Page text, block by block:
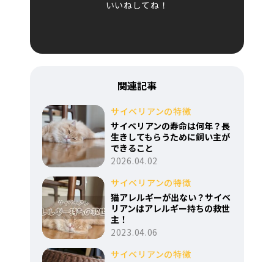
いいねしてね！
関連記事
サイベリアンの特徴
サイベリアンの寿命は何年？長
生きしてもらうために飼い主が
できること
2026.04.02
サイベリアンの特徴
猫アレルギーが出ない？サイベ
リアンはアレルギー持ちの救世
主！
2023.04.06
サイベリアンの特徴